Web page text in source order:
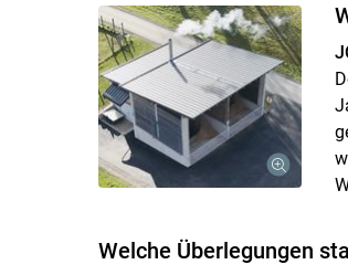
Welche Überlegungen